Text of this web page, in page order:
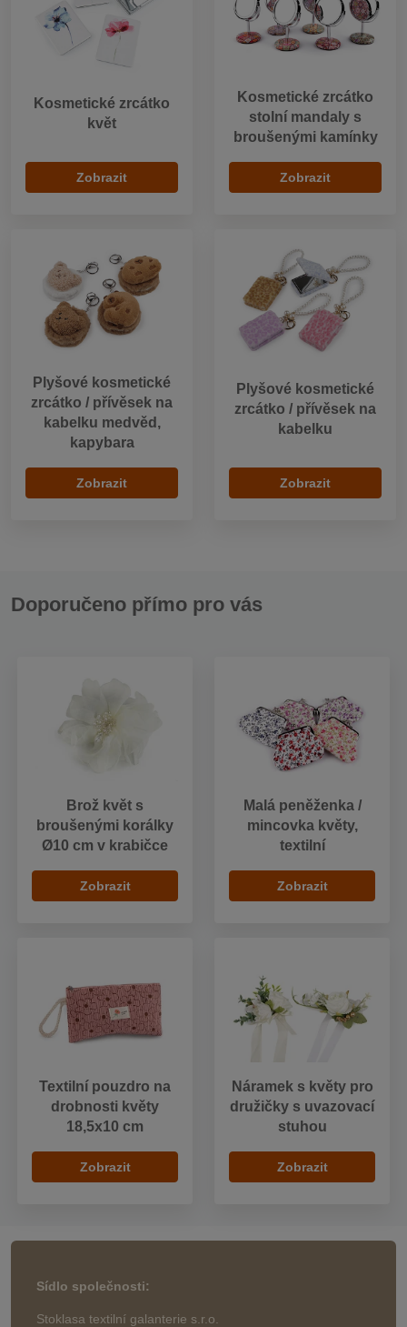
Kosmetické zrcátko
květ
Zobrazit
Kosmetické zrcátko
stolní mandaly s
broušenými kamínky
Zobrazit
Plyšové kosmetické
zrcátko / přívěsek na
kabelku medvěd,
kapybara
Zobrazit
Plyšové kosmetické
zrcátko / přívěsek na
kabelku
Zobrazit
Doporučeno přímo pro vás
Brož květ s
broušenými korálky
Ø10 cm v krabičce
Zobrazit
Malá peněženka /
mincovka květy,
textilní
Zobrazit
Textilní pouzdro na
drobnosti květy
18,5x10 cm
Zobrazit
Náramek s květy pro
družičky s uvazovací
stuhou
Zobrazit
Sídlo společnosti:
Stoklasa textilní galanterie s.r.o.